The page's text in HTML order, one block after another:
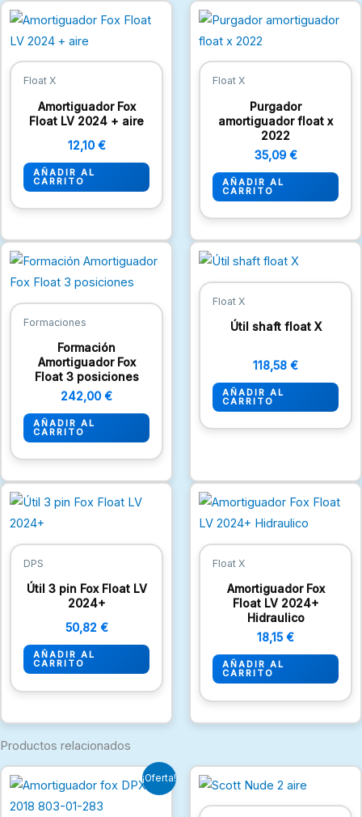
Float X
Amortiguador Fox
Float LV 2024 + aire
12,10 €
AÑADIR AL
CARRITO
Float X
Purgador
amortiguador float x
2022
35,09 €
AÑADIR AL
CARRITO
Formaciones
Formación
Amortiguador Fox
Float 3 posiciones
242,00 €
AÑADIR AL
CARRITO
Float X
Útil shaft float X
118,58 €
AÑADIR AL
CARRITO
DPS
Útil 3 pin Fox Float LV
2024+
50,82 €
AÑADIR AL
CARRITO
Float X
Amortiguador Fox
Float LV 2024+
Hidraulico
18,15 €
AÑADIR AL
CARRITO
Productos relacionados
¡Oferta!
precio
original
precio